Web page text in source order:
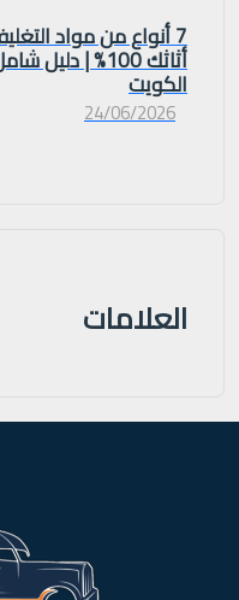
7 أنواع من مواد
أثاثك 100% |
الكويت
24/06/2026
العلامات